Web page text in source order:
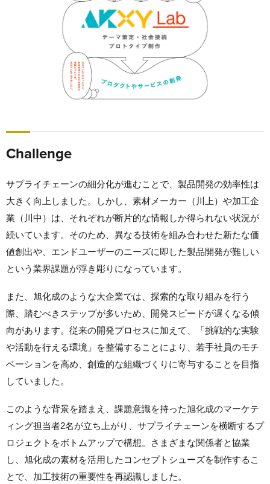
Challenge
サプライチェーンの細分化が進むことで、製品開発の効率性は
大きく向上しました。しかし、素材メーカー（川上）や加工企
業（川中）は、それぞれが断片的な情報しか得られない状況が
続いています。そのため、異なる技術を組み合わせた新たな価
値創出や、エンドユーザーのニーズに即した製品開発が難しい
という業界課題が浮き彫りになっています。
また、旭化成のような大企業では、探索的な取り組みを行う
際、踏むべきステップが多いため、開発スピードが遅くなる傾
向があります。従来の開発プロセスに加えて、「挑戦的な実験
や活動を行える環境」を整備することにより、若手社員のモチ
ベーションを高め、創造的な組織づくりに寄与することを目指
していました。
このような背景を踏まえ、課題意識を持った旭化成のマーケテ
ィング担当者2名が立ち上がり、サプライチェーンを横断するプ
ロジェクトをボトムアップで構想。さまざまな関係者と協業
し、旭化成の素材を活用したコンセプトシューズを制作するこ
とで、加工技術の重要性を再認識しました。